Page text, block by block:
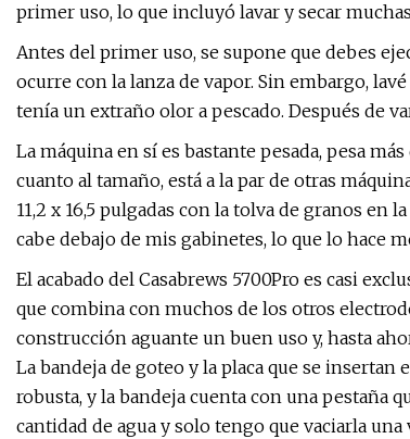
primer uso, lo que incluyó lavar y secar
Antes del primer uso, se supone que debes
ocurre con la lanza de vapor. Sin embargo,
tenía un extraño olor a pescado. Después de
La máquina en sí es bastante pesada, pesa
cuanto al tamaño, está a la par de otras
11,2 x 16,5 pulgadas con la tolva de granos en
cabe debajo de mis gabinetes, lo que lo hace
El acabado del Casabrews 5700Pro es casi
que combina con muchos de los otros
construcción aguante un buen uso y, hasta
La bandeja de goteo y la placa que se
robusta, y la bandeja cuenta con una pestaña
cantidad de agua y solo tengo que vaciarla